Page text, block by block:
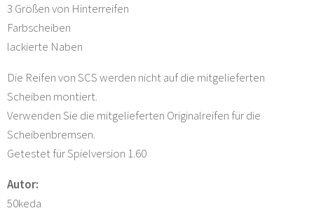
3 Größen von Hinterreifen
Farbscheiben
lackierte Naben
Die Reifen von SCS werden nicht auf die mitgelieferten
Scheiben montiert.
Verwenden Sie die mitgelieferten Originalreifen für die
Scheibenbremsen.
Getestet für Spielversion 1.60
Autor:
50keda